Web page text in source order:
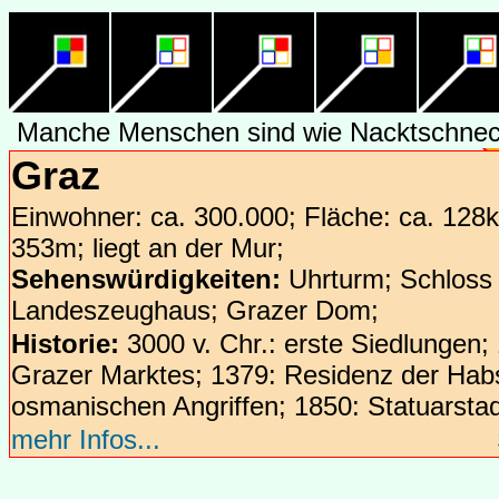
Graz
Einwohner: ca. 300.000; Fläche: ca.
353m; liegt an der Mur;
Sehenswürdigkeiten: Uhrturm;
Landeszeughaus; Grazer Dom;
Historie: 3000 v. Chr.: erste
Grazer Marktes; 1379: Residenz der
osmanischen Angriffen; 1850:
mehr Infos...
Manche Menschen sind wie
Hannover
Braunschweig
Erfurt
Kassel